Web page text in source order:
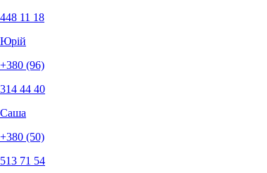
448 11 18
Юрій
+380 (96)
314 44 40
Саша
+380 (50)
513 71 54